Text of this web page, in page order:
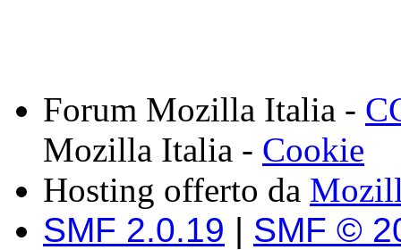
Forum Mozilla Italia -
Mozilla Italia - Cookie
Hosting offerto da
SMF 2.0.19 | SMF ©